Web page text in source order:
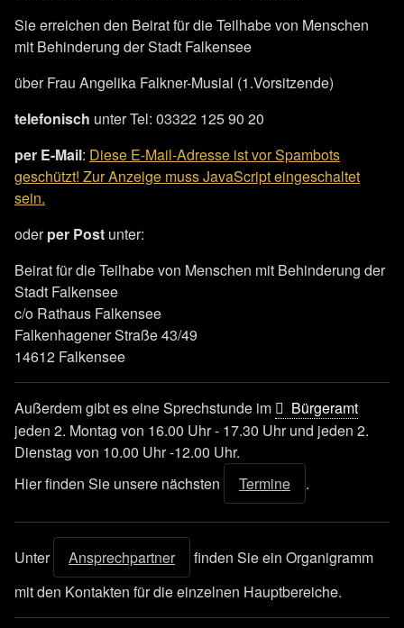
Sie erreichen den Beirat für die Teilhabe von Menschen
mit Behinderung der Stadt Falkensee
über Frau Angelika Falkner-Musial (1.Vorsitzende)
telefonisch unter Tel: 03322 125 90 20
per E-Mail: Diese E-Mail-Adresse ist vor Spambots
geschützt! Zur Anzeige muss JavaScript eingeschaltet
sein.
oderper Post unter:
Beirat für die Teilhabe von Menschen mit Behinderung der
Stadt Falkensee
c/o Rathaus Falkensee
Falkenhagener Straße 43/49
14612 Falkensee
Außerdem gibt es eine Sprechstunde im
Bürgeramt
jeden 2. Montag von 16.00 Uhr - 17.30 Uhr und jeden 2.
Dienstag von 10.00 Uhr -12.00 Uhr.
Hier finden Sie unsere nächsten
Termine .
Unter Ansprechpartner
finden Sie ein Organigramm
mit den Kontakten für die einzelnen Hauptbereiche.